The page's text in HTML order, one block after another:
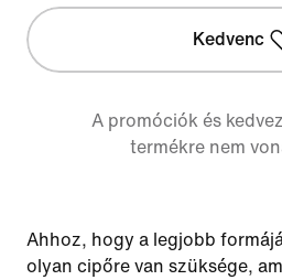
Kedvenc
A promóciók és
termékre nem
Ahhoz, hogy a legjobb
olyan cipőre van szüksége,